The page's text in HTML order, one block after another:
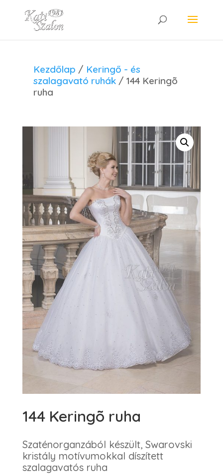
Kezdőlap / Keringő - és
szalagavató ruhák / 144 Keringõ
ruha
144 Keringõ ruha
Szaténorganzából készült, Swarovski
kristály motívumokkal díszített
szalagavatós ruha